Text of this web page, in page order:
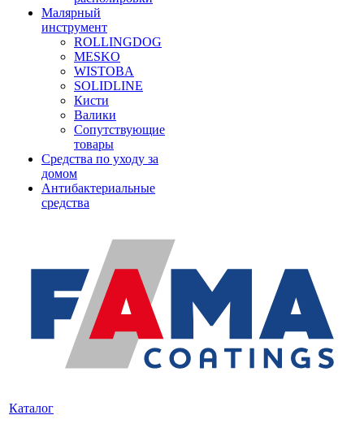
Малярный
инструмент
ROLLINGDOG
MESKO
WISTOBA
SOLIDLINE
Кисти
Валики
Сопутствующие
товары
Средства по уходу за
домом
Антибактериальные
средства
Каталог